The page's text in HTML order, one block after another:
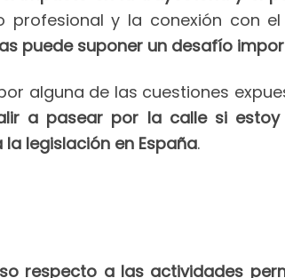
y la conexión con
puede suponer un desafío
alguna de las cuestiones
a pasear por la calle si
legislación en España.
respecto a las actividades